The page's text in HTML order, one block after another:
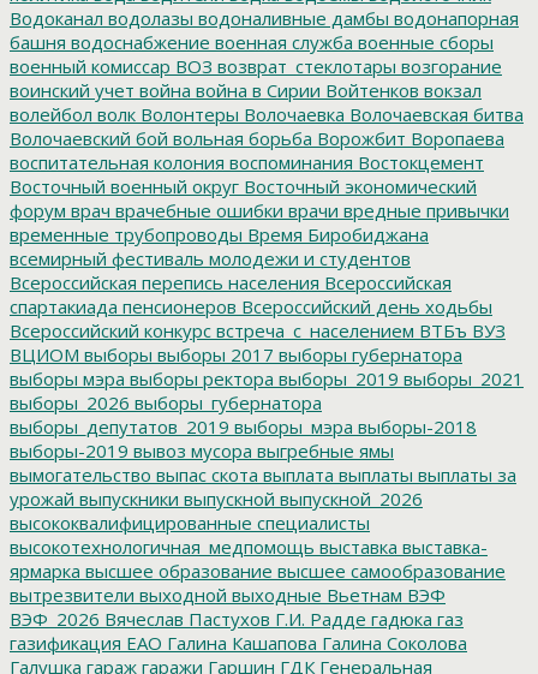
Водоканал водолазы водоналивные дамбы водонапорная
башня водоснабжение военная служба военные сборы
военный комиссар ВОЗ возврат_стеклотары возгорание
воинский учет война война в Сирии Войтенков вокзал
волейбол волк Волонтеры Волочаевка Волочаевская битва
Волочаевский бой вольная борьба Ворожбит Воропаева
воспитательная колония воспоминания Востокцемент
Восточный военный округ Восточный экономический
форум врач врачебные ошибки врачи вредные привычки
временные трубопроводы Время Биробиджана
всемирный фестиваль молодежи и студентов
Всероссийская перепись населения Всероссийская
спартакиада пенсионеров Всероссийский день ходьбы
Всероссийский конкурс встреча_с_населением ВТБъ ВУЗ
ВЦИОМ выборы выборы 2017 выборы губернатора
выборы мэра выборы ректора выборы_2019 выборы_2021
выборы_2026 выборы_губернатора
выборы_депутатов_2019 выборы_мэра выборы-2018
выборы-2019 вывоз мусора выгребные ямы
вымогательство выпас скота выплата выплаты выплаты за
урожай выпускники выпускной выпускной_2026
высококвалифицированные специалисты
высокотехнологичная_медпомощь выставка выставка-
ярмарка высшее образование высшее самообразование
вытрезвители выходной выходные Вьетнам ВЭФ
ВЭФ_2026 Вячеслав Пастухов Г.И. Радде гадюка газ
газификация ЕАО Галина Кашапова Галина Соколова
Галушка гараж гаражи Гаршин ГДК Генеральная